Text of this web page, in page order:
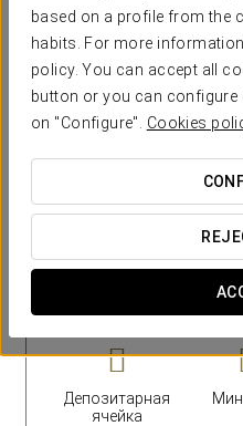
based on a profile from the
habits. For more
policy. You can accept all
button or you can configure
on "Configure". Cookies
Eurostars Al-Ándalus Palace
раздельными кроватями,
любого гостя. Каждое
светлый дизайн с
тех, кто ищет
сьюты на шестом этаже,
Депозитарная
ячейка